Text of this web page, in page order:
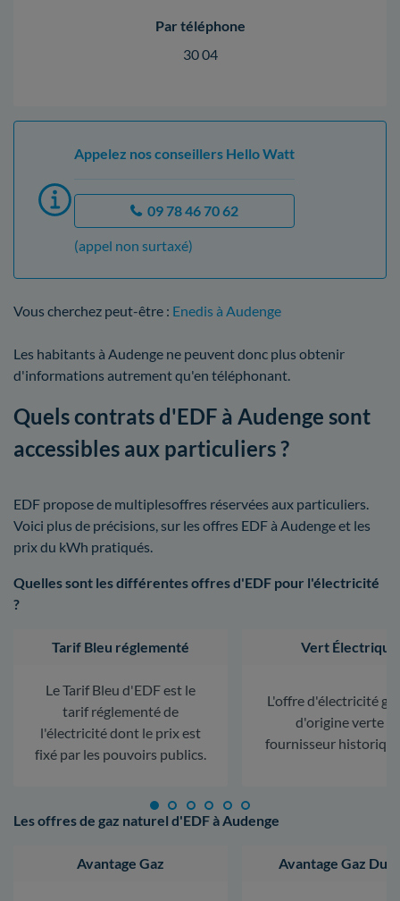
Par téléphone
30 04
Appelez nos conseillers Hello Watt
09 78 46 70 62
(appel non surtaxé)
Vous cherchez peut-être : Enedis à Audenge
Les habitants à Audenge ne peuvent donc plus obtenir
d'informations autrement qu'en téléphonant.
Quels contrats d'EDF à Audenge sont
accessibles aux particuliers ?
EDF propose de multiplesoffres réservées aux particuliers.
Voici plus de précisions, sur les offres EDF à Audenge et les
prix du kWh pratiqués.
Quelles sont les différentes offres d'EDF pour l'électricité
?
Tarif Bleu réglementé
Le Tarif Bleu d'EDF est le
tarif réglementé de
l'électricité dont le prix est
fixé par les pouvoirs publics.
Vert Électrique
L'offre d'électricité
d'origine verte
fournisseur
Les offres de gaz naturel d'EDF à Audenge
Avantage Gaz Avantage Gaz